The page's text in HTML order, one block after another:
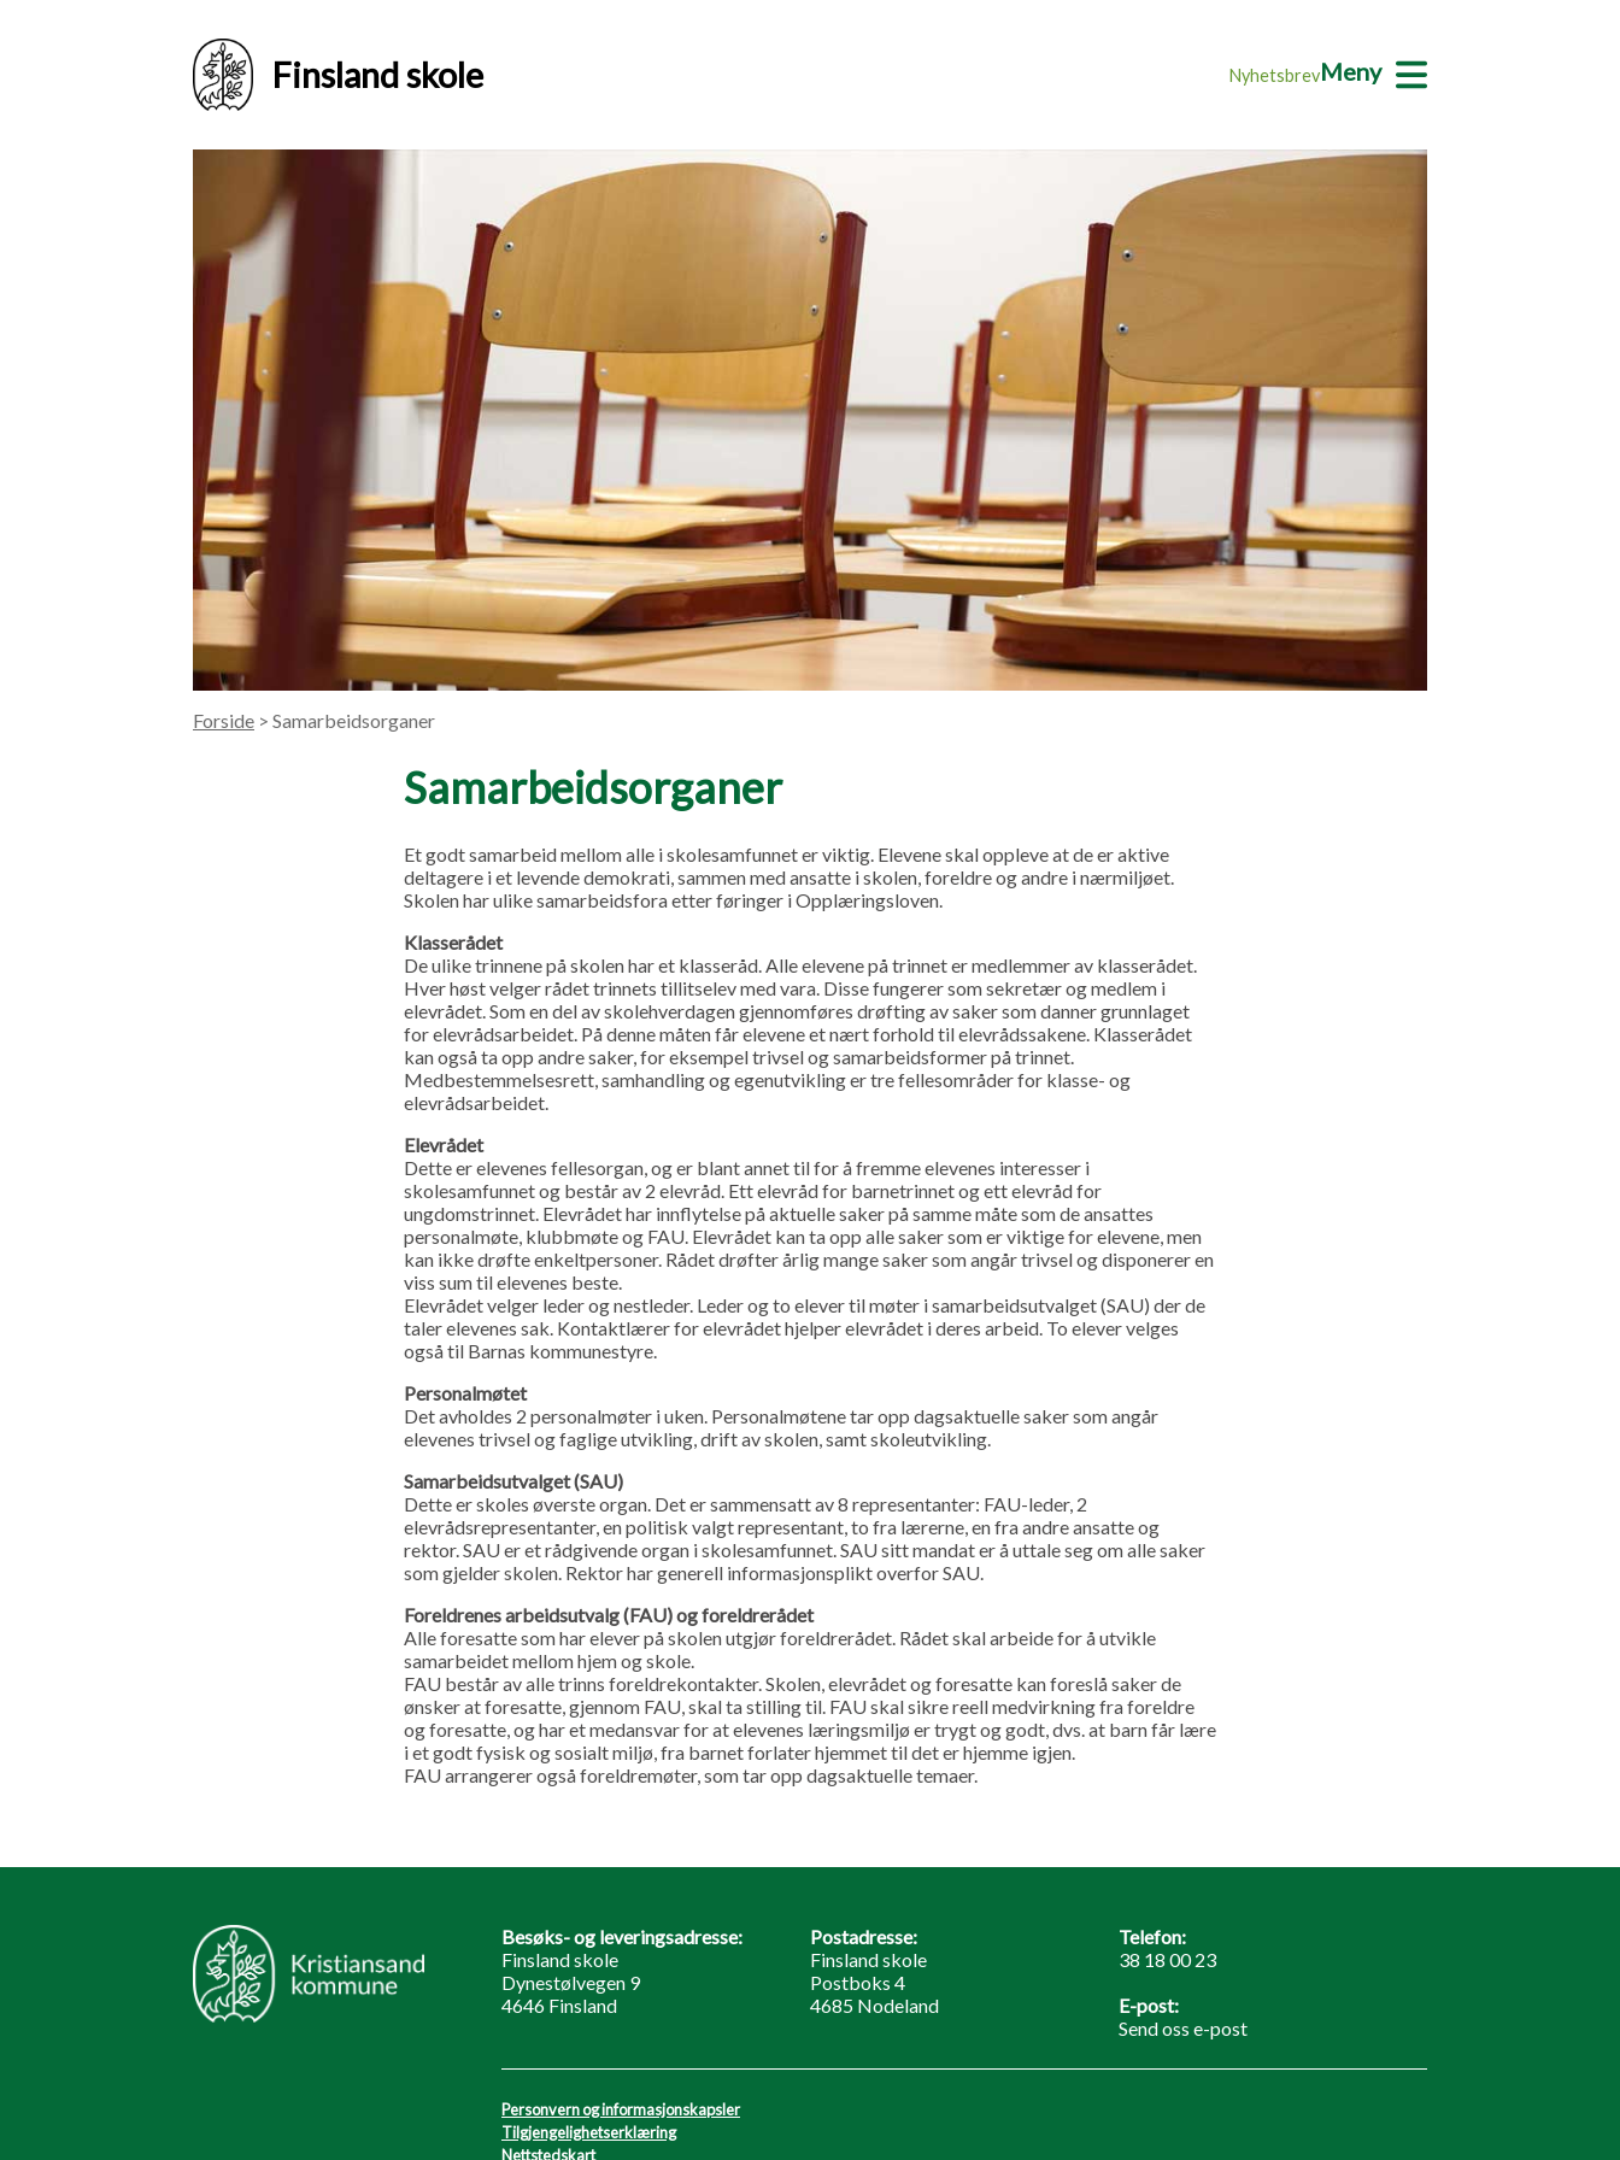
Finsland skole NyhetsbrevMeny
Forside > Samarbeidsorganer
Samarbeidsorganer
Et godt samarbeid mellom alle i skolesamfunnet er viktig. Elevene skal oppleve at de er aktive
deltagere i et levende demokrati, sammen med ansatte i skolen, foreldre og andre i nærmiljøet.
Skolen har ulike samarbeidsfora etter føringer i Opplæringsloven.
Klasserådet
De ulike trinnene på skolen har et klasseråd. Alle elevene på trinnet er medlemmer av klasserådet.
Hver høst velger rådet trinnets tillitselev med vara. Disse fungerer som sekretær og medlem i
elevrådet. Som en del av skolehverdagen gjennomføres drøfting av saker som danner grunnlaget
for elevrådsarbeidet. På denne måten får elevene et nært forhold til elevrådssakene. Klasserådet
kan også ta opp andre saker, for eksempel trivsel og samarbeidsformer på trinnet.
Medbestemmelsesrett, samhandling og egenutvikling er tre fellesområder for klasse- og
elevrådsarbeidet.
Elevrådet
Dette er elevenes fellesorgan, og er blant annet til for å fremme elevenes interesser i
skolesamfunnet og består av 2 elevråd. Ett elevråd for barnetrinnet og ett elevråd for
ungdomstrinnet. Elevrådet har innflytelse på aktuelle saker på samme måte som de ansattes
personalmøte, klubbmøte og FAU. Elevrådet kan ta opp alle saker som er viktige for elevene, men
kan ikke drøfte enkeltpersoner. Rådet drøfter årlig mange saker som angår trivsel og disponerer en
viss sum til elevenes beste.
Elevrådet velger leder og nestleder. Leder og to elever til møter i samarbeidsutvalget (SAU) der de
taler elevenes sak. Kontaktlærer for elevrådet hjelper elevrådet i deres arbeid. To elever velges
også til Barnas kommunestyre.
Personalmøtet
Det avholdes 2 personalmøter i uken. Personalmøtene tar opp dagsaktuelle saker som angår
elevenes trivsel og faglige utvikling, drift av skolen, samt skoleutvikling.
Samarbeidsutvalget (SAU)
Dette er skoles øverste organ. Det er sammensatt av 8 representanter: FAU-leder, 2
elevrådsrepresentanter, en politisk valgt representant, to fra lærerne, en fra andre ansatte og
rektor. SAU er et rådgivende organ i skolesamfunnet. SAU sitt mandat er å uttale seg om alle saker
som gjelder skolen. Rektor har generell informasjonsplikt overfor SAU.
Foreldrenes arbeidsutvalg (FAU) og foreldrerådet
Alle foresatte som har elever på skolen utgjør foreldrerådet. Rådet skal arbeide for å utvikle
samarbeidet mellom hjem og skole.
FAU består av alle trinns foreldrekontakter. Skolen, elevrådet og foresatte kan foreslå saker de
ønsker at foresatte, gjennom FAU, skal ta stilling til. FAU skal sikre reell medvirkning fra foreldre
og foresatte, og har et medansvar for at elevenes læringsmiljø er trygt og godt, dvs. at barn får lære
i et godt fysisk og sosialt miljø, fra barnet forlater hjemmet til det er hjemme igjen.
FAU arrangerer også foreldremøter, som tar opp dagsaktuelle temaer.
Besøks- og leveringsadresse:
Finsland skole
Dynestølvegen 9
4646 Finsland
Postadresse:
Finsland skole
Postboks 4
4685 Nodeland
Telefon:
38 18 00 23
E-post:
Send oss e-post
Personvern og informasjonskapsler
Tilgjengelighetserklæring
Nettstedskart